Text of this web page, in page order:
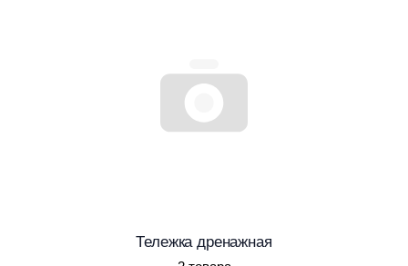
Тележка дренажная